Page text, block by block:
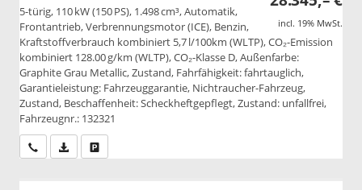
incl. 19% MwSt.
5-türig, 110 kW (150 PS), 1.498 cm³, Automatik,
Frontantrieb, Verbrennungsmotor (ICE), Benzin,
Kraftstoffverbrauch kombiniert 5,7 l/100km (WLTP), CO₂-Emission
kombiniert 128.00 g/km (WLTP), CO₂-Klasse D, Außenfarbe:
Graphite Grau Metallic, Zustand, Fahrfähigkeit: fahrtauglich,
Garantieleistung: Fahrzeuggarantie, Nichtraucher-Fahrzeug,
Zustand, Beschaffenheit: Scheckheftgepflegt, Zustand: unfallfrei,
Fahrzeugnr.: 132321
Wir rufen Sie anPDF-Datei, Fahrzeugexposé drucken